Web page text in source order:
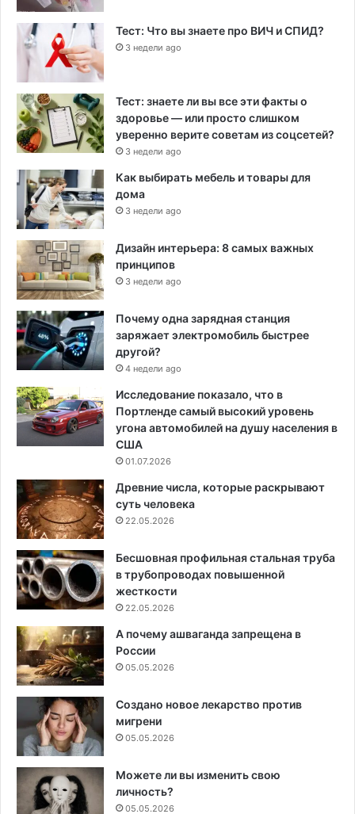
Тест: Что вы знаете про ВИЧ и СПИД?
3 недели ago
Тест: знаете ли вы все эти факты о
здоровье — или просто слишком
уверенно верите советам из соцсетей?
3 недели ago
Как выбирать мебель и товары для
дома
3 недели ago
Дизайн интерьера: 8 самых важных
принципов
3 недели ago
Почему одна зарядная станция
заряжает электромобиль быстрее
другой?
4 недели ago
Исследование показало, что в
Портленде самый высокий уровень
угона автомобилей на душу населения в
США
01.07.2026
Древние числа, которые раскрывают
суть человека
22.05.2026
Бесшовная профильная стальная труба
в трубопроводах повышенной
жесткости
22.05.2026
А почему ашваганда запрещена в
России
05.05.2026
Создано новое лекарство против
мигрени
05.05.2026
Можете ли вы изменить свою
личность?
05.05.2026